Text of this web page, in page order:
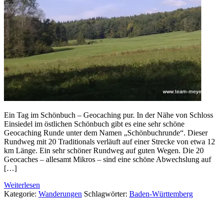
Ein Tag im Schönbuch – Geocaching pur. In der Nähe von Schloss
Einsiedel im östlichen Schönbuch gibt es eine sehr schöne
Geocaching Runde unter dem Namen „Schönbuchrunde“. Dieser
Rundweg mit 20 Traditionals verläuft auf einer Strecke von etwa 12
km Länge. Ein sehr schöner Rundweg auf guten Wegen. Die 20
Geocaches – allesamt Mikros – sind eine schöne Abwechslung auf
[…]
Weiterlesen
Kategorie: Wanderungen Schlagwörter: Baden-Württemberg